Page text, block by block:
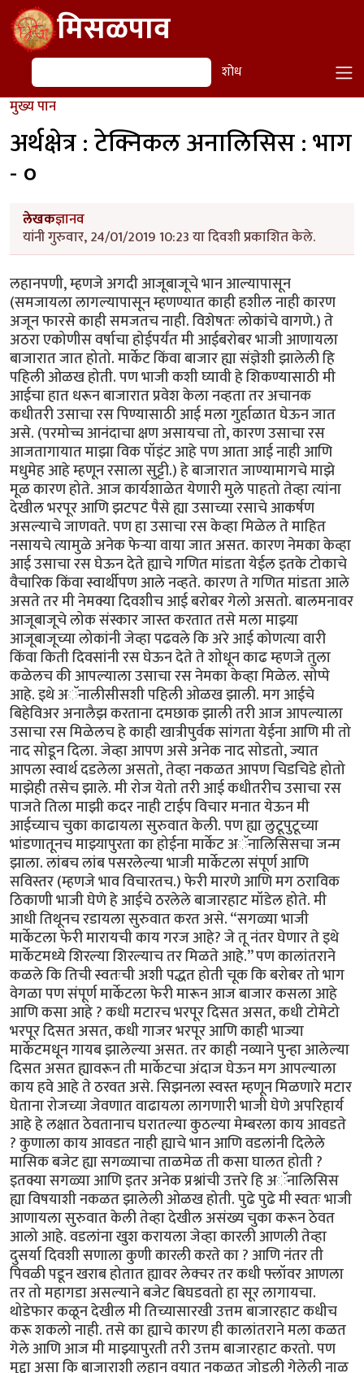
Skip to main contentमिसळपाव
शोध शोध
मुख्य पान
अर्थक्षेत्र : टेक्निकल अनालिसिस : भाग
- ०
लेखकज्ञानव
यांनी गुरुवार, 24/01/2019 10:23 या दिवशी प्रकाशित केले.
लहानपणी, म्हणजे अगदी आजूबाजूचे भान आल्यापासून
(समजायला लागल्यापासून म्हणण्यात काही हशील नाही कारण
अजून फारसे काही समजतच नाही. विशेषतः लोकांचे वागणे.) ते
अठरा एकोणीस वर्षाचा होईपर्यंत मी आईबरोबर भाजी आणायला
बाजारात जात होतो. मार्केट किंवा बाजार ह्या संज्ञेशी झालेली हि
पहिली ओळख होती. पण भाजी कशी घ्यावी हे शिकण्यासाठी मी
आईचा हात धरून बाजारात प्रवेश केला नव्हता तर अचानक
कधीतरी उसाचा रस पिण्यासाठी आई मला गुर्हाळात घेऊन जात
असे. (परमोच्च आनंदाचा क्षण असायचा तो, कारण उसाचा रस
आजतागायात माझा विक पॉइंट आहे पण आता आई नाही आणि
मधुमेह आहे म्हणून रसाला सुट्टी.) हे बाजारात जाण्यामागचे माझे
मूळ कारण होते. आज कार्यशाळेत येणारी मुले पाहतो तेव्हा त्यांना
देखील भरपूर आणि झटपट पैसे ह्या उसाच्या रसाचे आकर्षण
असल्याचे जाणवते. पण हा उसाचा रस केव्हा मिळेल ते माहित
नसायचे त्यामुळे अनेक फेऱ्या वाया जात असत. कारण नेमका केव्हा
आई उसाचा रस घेऊन देते ह्याचे गणित मांडता येईल इतके टोकाचे
वैचारिक किंवा स्वार्थीपण आले नव्हते. कारण ते गणित मांडता आले
असते तर मी नेमक्या दिवशीच आई बरोबर गेलो असतो. बालमनावर
आजूबाजूचे लोक संस्कार जास्त करतात तसे मला माझ्या
आजूबाजूच्या लोकांनी जेव्हा पढवले कि अरे आई कोणत्या वारी
किंवा किती दिवसांनी रस घेऊन देते ते शोधून काढ म्हणजे तुला
कळेलच की आपल्याला उसाचा रस नेमका केव्हा मिळेल. सोप्पे
आहे. इथे अॅनालीसीसशी पहिली ओळख झाली. मग आईचे
बिहेविअर अनालैझ करताना दमछाक झाली तरी आज आपल्याला
उसाचा रस मिळेलच हे काही खात्रीपुर्वक सांगता येईना आणि मी तो
नाद सोडून दिला. जेव्हा आपण असे अनेक नाद सोडतो, ज्यात
आपला स्वार्थ दडलेला असतो, तेव्हा नकळत आपण चिडचिडे होतो
माझेही तसेच झाले. मी रोज येतो तरी आई कधीतरीच उसाचा रस
पाजते तिला माझी कदर नाही टाईप विचार मनात येऊन मी
आईच्याच चुका काढायला सुरुवात केली. पण ह्या लुटूपुटूच्या
भांडणातूनच माझ्यापुरता का होईना मार्केट अॅनालिसिसचा जन्म
झाला. लांबच लांब पसरलेल्या भाजी मार्केटला संपूर्ण आणि
सविस्तर (म्हणजे भाव विचारतच.) फेरी मारणे आणि मग ठराविक
ठिकाणी भाजी घेणे हे आईचे ठरलेले बाजारहाट मॉडेल होते. मी
आधी तिथूनच रडायला सुरुवात करत असे. “सगळ्या भाजी
मार्केटला फेरी मारायची काय गरज आहे? जे तू नंतर घेणार ते इथे
मार्केटमध्ये शिरल्या शिरल्याच तर मिळते आहे.” पण कालांतराने
कळले कि तिची स्वतःची अशी पद्धत होती चूक कि बरोबर तो भाग
वेगळा पण संपूर्ण मार्केटला फेरी मारून आज बाजार कसला आहे
आणि कसा आहे ? कधी मटारच भरपूर दिसत असत, कधी टोमेटो
भरपूर दिसत असत, कधी गाजर भरपूर आणि काही भाज्या
मार्केटमधून गायब झालेल्या असत. तर काही नव्याने पुन्हा आलेल्या
दिसत असत ह्यावरून ती मार्केटचा अंदाज घेऊन मग आपल्याला
काय हवे आहे ते ठरवत असे. सिझनला स्वस्त म्हणून मिळणारे मटार
घेताना रोजच्या जेवणात वाढायला लागणारी भाजी घेणे अपरिहार्य
आहे हे लक्षात ठेवतानाच घरातल्या कुठल्या मेम्बरला काय आवडते
? कुणाला काय आवडत नाही ह्याचे भान आणि वडलांनी दिलेले
मासिक बजेट ह्या सगळ्याचा ताळमेळ ती कसा घालत होती ?
इतक्या सगळ्या आणि इतर अनेक प्रश्नांची उत्तरे हि अॅनालिसिस
ह्या विषयाशी नकळत झालेली ओळख होती. पुढे पुढे मी स्वतः भाजी
आणायला सुरुवात केली तेव्हा देखील असंख्य चुका करून ठेवत
आलो आहे. वडलांना खुश करायला जेव्हा कारली आणली तेव्हा
दुसर्या दिवशी सणाला कुणी कारली करते का ? आणि नंतर ती
पिवळी पडून खराब होतात ह्यावर लेक्चर तर कधी फ्लॉवर आणला
तर तो महागडा असल्याने बजेट बिघडवतो हा सूर लागायचा.
थोडेफार कळून देखील मी तिच्यासारखी उत्तम बाजारहाट कधीच
करू शकलो नाही. तसे का ह्याचे कारण ही कालांतराने मला कळत
गेले आणि आज मी माझ्यापुरती तरी उत्तम बाजारहाट करतो. पण
मुद्दा असा कि बाजाराशी लहान वयात नकळत जोडली गेलेली नाळ